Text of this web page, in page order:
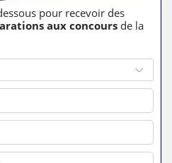
pour recevoir des
aux concours de la